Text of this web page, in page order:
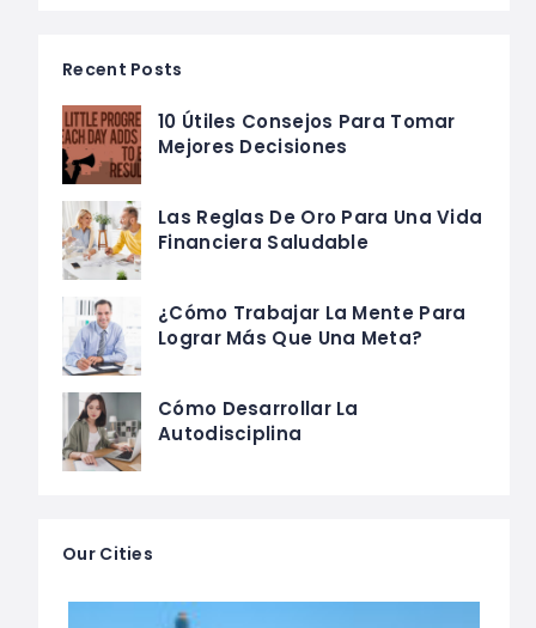
Recent Posts
10 Útiles Consejos Para Tomar
Mejores Decisiones
Las Reglas De Oro Para Una Vida
Financiera Saludable
¿Cómo Trabajar La Mente Para
Lograr Más Que Una Meta?
Cómo Desarrollar La
Autodisciplina
Our Cities